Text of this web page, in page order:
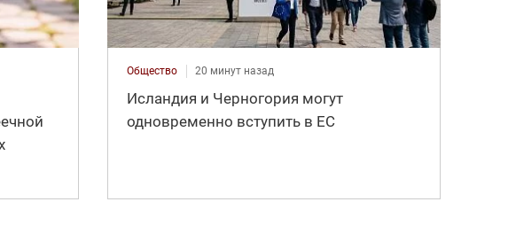
Общество 20 минут назад
Исландия и Черногория могут
одновременно вступить в ЕС